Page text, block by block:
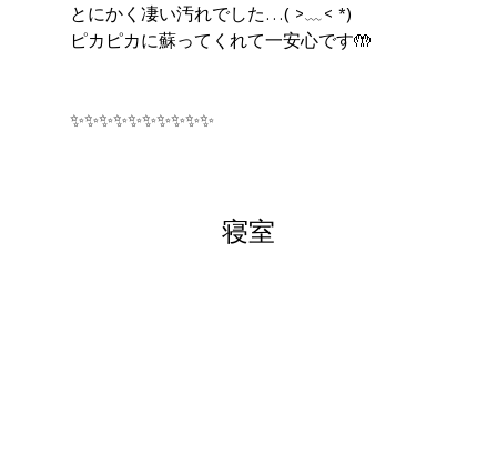
とにかく凄い汚れでした…( >﹏< *)
ピカピカに蘇ってくれて一安心です🤲
✨✨✨✨✨✨✨✨✨✨
寝室